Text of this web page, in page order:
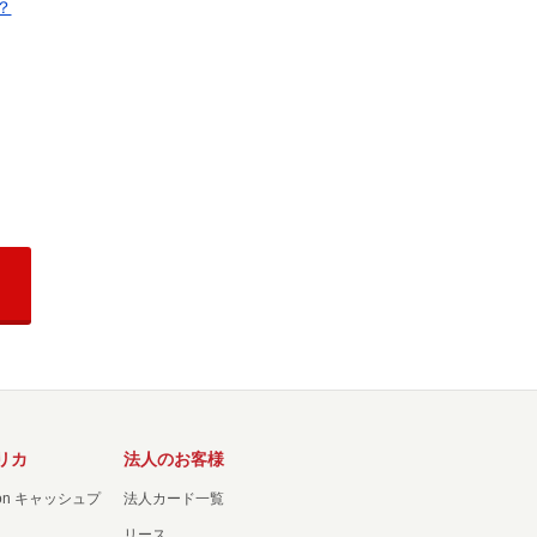
カ
キャッシュプ
法人のお客様
法人カード一覧